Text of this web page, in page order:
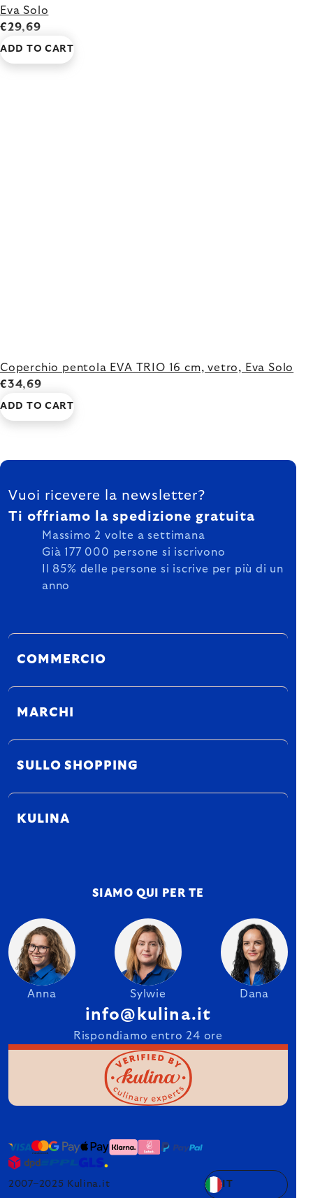
Eva Solo
€29,69
ADD TO CART
Coperchio pentola EVA TRIO 16 cm, vetro, Eva Solo
€34,69
ADD TO CART
FOOTER
Vuoi ricevere la newsletter?
Ti offriamo la spedizione gratuita
Massimo 2 volte a settimana
Già 177 000 persone si iscrivono
Il 85% delle persone si iscrive per più di un
anno
COMMERCIO
MARCHI
SULLO SHOPPING
KULINA
SIAMO QUI PER TE
Anna Sylwie Dana
info@kulina.it
Rispondiamo entro 24 ore
2007–2025 Kulina.it IT